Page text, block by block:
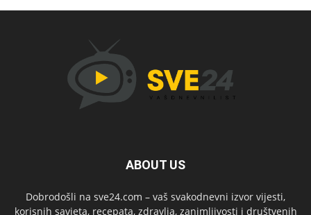
ABOUT US
Dobrodošli na sve24.com – vaš svakodnevni izvor vijesti,
korisnih savjeta, recepata, zdravlja, zanimljivosti i društvenih